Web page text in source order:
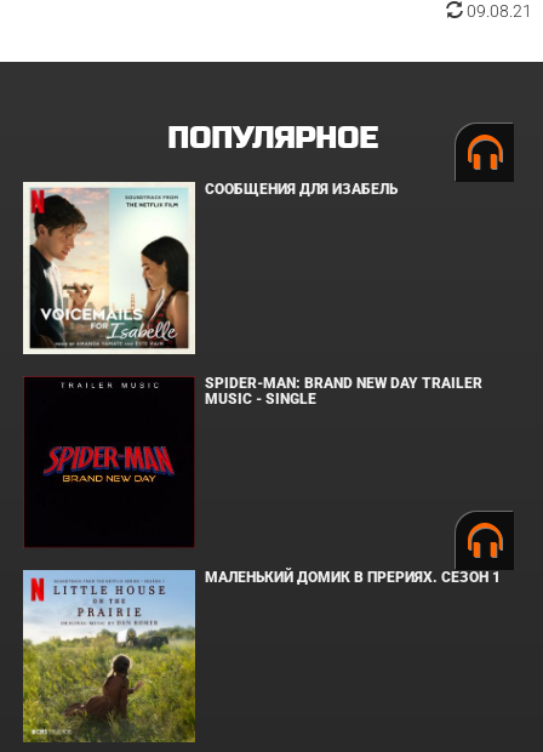
09.08.21
ПОПУЛЯРНОЕ
СООБЩЕНИЯ ДЛЯ ИЗАБЕЛЬ
SPIDER-MAN: BRAND NEW DAY TRAILER
MUSIC - SINGLE
МАЛЕНЬКИЙ ДОМИК В ПРЕРИЯХ. СЕЗОН 1